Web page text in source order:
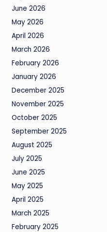
June 2026
May 2026
April 2026
March 2026
February 2026
January 2026
December 2025
November 2025
October 2025
September 2025
August 2025
July 2025
June 2025
May 2025
April 2025
March 2025
February 2025